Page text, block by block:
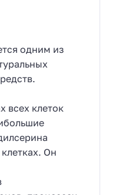
одним из
всех клеток
Он